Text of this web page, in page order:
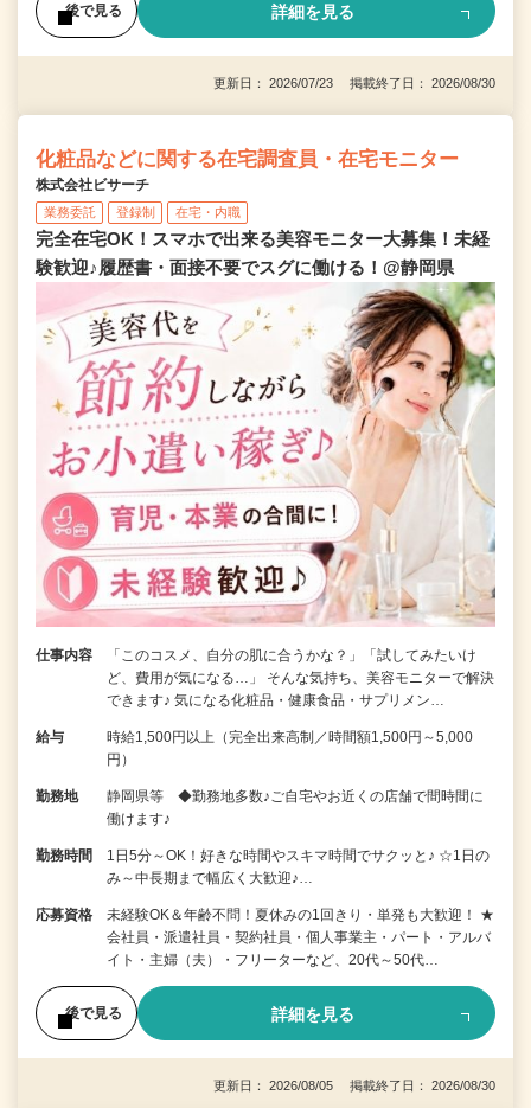
後で見る 詳細を見る
更新日： 2026/07/23 掲載終了日： 2026/08/30
化粧品などに関する在宅調査員・在宅モニター
株式会社ビサーチ
業務委託 登録制 在宅・内職
完全在宅OK！スマホで出来る美容モニター大募集！未経
験歓迎♪履歴書・面接不要でスグに働ける！@静岡県
仕事内容
「このコスメ、自分の肌に合うかな？」「試してみたいけ
ど、費用が気になる…」 そんな気持ち、美容モニターで解決
できます♪ 気になる化粧品・健康食品・サプリメン…
給与
時給1,500円以上（完全出来高制／時間額1,500円～5,000
円）
勤務地
静岡県等 ◆勤務地多数♪ご自宅やお近くの店舗で間時間に
働けます♪
勤務時間
1日5分～OK！好きな時間やスキマ時間でサクッと♪ ☆1日の
み～中長期まで幅広く大歓迎♪…
応募資格
未経験OK＆年齢不問！夏休みの1回きり・単発も大歓迎！ ★
会社員・派遣社員・契約社員・個人事業主・パート・アルバ
イト・主婦（夫）・フリーターなど、20代～50代…
後で見る 詳細を見る
更新日： 2026/08/05 掲載終了日： 2026/08/30